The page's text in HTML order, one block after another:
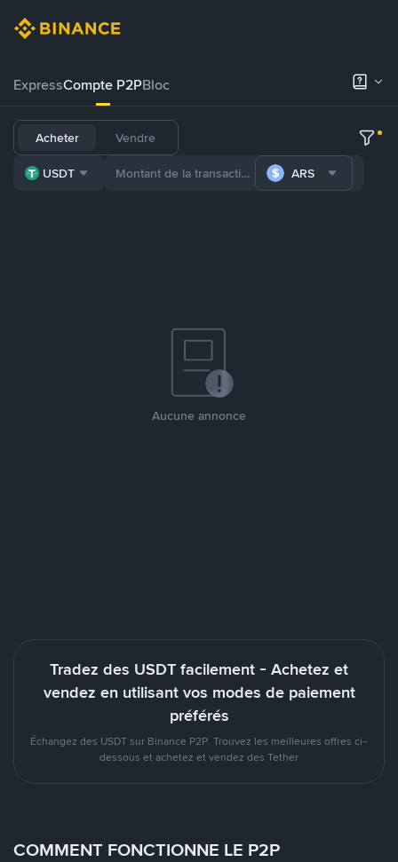
ExpressCompte P2PBloc
Acheter Vendre
USDT ARS
Aucune annonce
Tradez des USDT facilement - Achetez et
vendez en utilisant vos modes de paiement
préférés
Échangez des USDT sur Binance P2P. Trouvez les meilleures offres ci-
dessous et achetez et vendez des Tether
COMMENT FONCTIONNE LE P2P